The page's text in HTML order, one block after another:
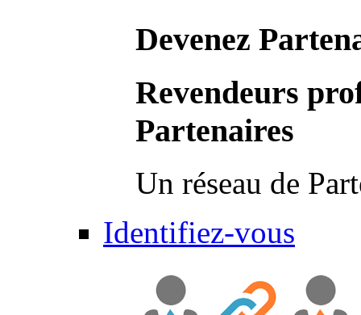
Devenez
Revendeurs
Partenaires
Un réseau de
Identifiez-vous